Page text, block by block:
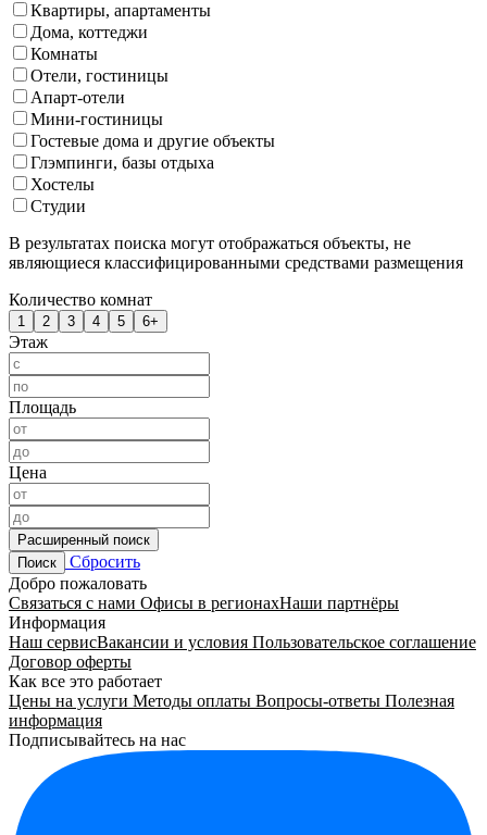
Квартиры, апартаменты
Дома, коттеджи
Комнаты
Отели, гостиницы
Апарт-отели
Мини-гостиницы
Гостевые дома и другие объекты
Глэмпинги, базы отдыха
Хостелы
Студии
В результатах поиска могут отображаться объекты, не
являющиеся классифицированными средствами размещения
Количество комнат
1 2 3 4 5 6+
Этаж
Площадь
Цена
Расширенный поиск
Поиск
Сбросить
Добро пожаловать
Связаться с нами Офисы в регионахНаши партнёры
Информация
Наш сервисВакансии и условия Пользовательское соглашение
Договор оферты
Как все это работает
Цены на услуги Методы оплаты Вопросы-ответы Полезная
информация
Подписывайтесь на нас